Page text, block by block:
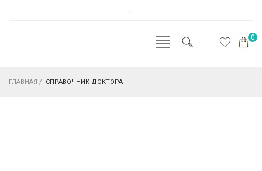
.
0
ГЛАВНАЯ / СПРАВОЧНИК ДОКТОРА